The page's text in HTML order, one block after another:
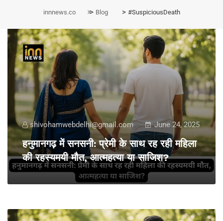
innnews.co > Blog > #SuspiciousDeath
shivohamwebdelhi@gmail.com June 24, 2025
हनुमानगढ़ में सनसनी: प्रेमी के साथ रह रही महिला
की रहस्यमयी मौत, आत्महत्या या साजिश?